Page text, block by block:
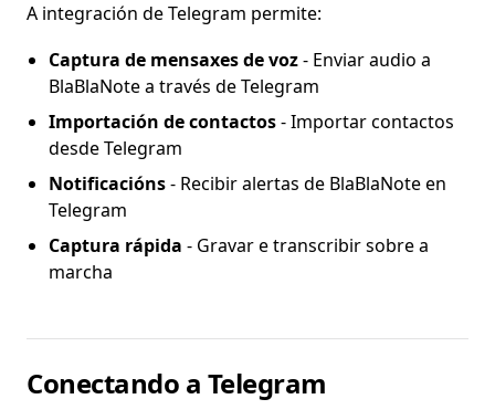
A integración de Telegram permite:
Captura de mensaxes de voz- Enviar audio a
BlaBlaNote a través de Telegram
Importación de contactos- Importar contactos
desde Telegram
Notificacións- Recibir alertas de BlaBlaNote en
Telegram
Captura rápida - Gravar e transcribir sobre a
marcha
Conectando a Telegram